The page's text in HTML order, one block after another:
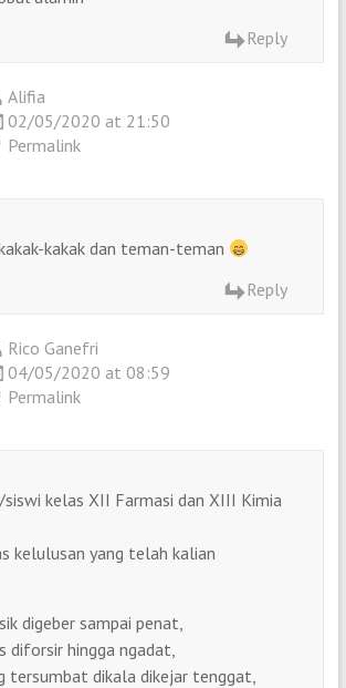
Reply
Alifia
02/05/2020 at 21:50
Permalink
kakak dan teman-teman
Reply
Rico Ganefri
04/05/2020 at 08:59
Permalink
kelas XII Farmasi dan XIII Kimia
kelulusan yang telah kalian
digeber sampai penat,
diforsir hingga ngadat,
tersumbat dikala dikejar tenggat,